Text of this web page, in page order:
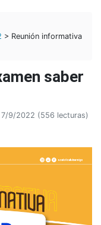
> Reunión informativa
saber
7/9/2022 (556 lecturas)